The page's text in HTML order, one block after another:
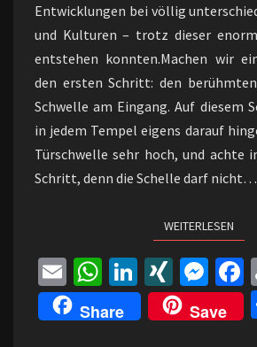
Entwicklungen bei völlig
und Kulturen – trotz dieser
entstehen konnten.Machen wir
den ersten Schritt: den
Schwelle am Eingang. Auf diesem
in jedem Tempel eigens darauf
Türschwelle sehr hoch, und achte
Schritt, denn die Schelle darf nicht…
WEITERLESEN
E
m
ai
W
h
at
Li
n
ke
XI
N
G
M
es
se
Share Save